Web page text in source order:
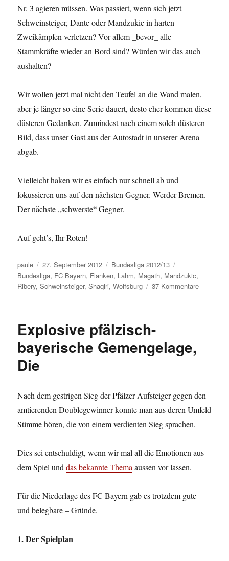
Nr. 3 agieren müssen. Was passiert, wenn sich jetzt
Schweinsteiger, Dante oder Mandzukic in harten
Zweikämpfen verletzen? Vor allem _bevor_ alle
Stammkräfte wieder an Bord sind? Würden wir das auch
aushalten?
Wir wollen jetzt mal nicht den Teufel an die Wand malen,
aber je länger so eine Serie dauert, desto eher kommen diese
düsteren Gedanken. Zumindest nach einem solch düsteren
Bild, dass unser Gast aus der Autostadt in unserer Arena
abgab.
Vielleicht haken wir es einfach nur schnell ab und
fokussieren uns auf den nächsten Gegner. Werder Bremen.
Der nächste „schwerste“ Gegner.
Auf geht’s, Ihr Roten!
Autor
paule
Veröffentlicht
am
27. September 2012 Kategorien
Bundesliga 2012/13
Bundesliga, FC Bayern, Flanken, Lahm, Magath, Mandzukic,
Ribery,Schweinsteiger,Shaqiri,Wolfsburg 37 Kommentarezu
Explosive pfälzisch-
bayerische Gemengelage,
Die
Nach dem gestrigen Sieg der Pfälzer Aufsteiger gegen den
amtierenden Doublegewinner konnte man aus deren Umfeld
Stimme hören, die von einem verdienten Sieg sprachen.
Dies sei entschuldigt, wenn wir mal all die Emotionen aus
dem Spiel unddas bekannte Themaaussen vor lassen.
Für die Niederlage des FC Bayern gab es trotzdem gute –
und belegbare – Gründe.
1. Der Spielplan